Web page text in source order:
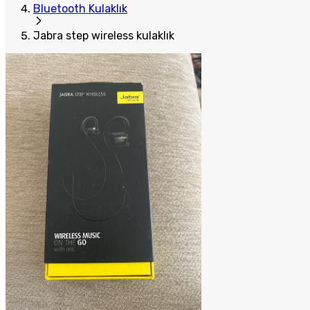
Bluetooth Kulaklık
Jabra step wireless kulaklık